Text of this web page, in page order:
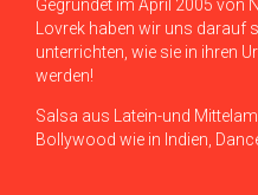
Gegründet im April 2005 von
Lovrek haben wir uns darauf
unterrichten, wie sie in ihren
werden!
Salsa aus Latein-und
Bollywood wie in Indien,